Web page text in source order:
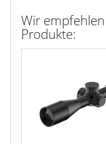
Wir
Produkte: